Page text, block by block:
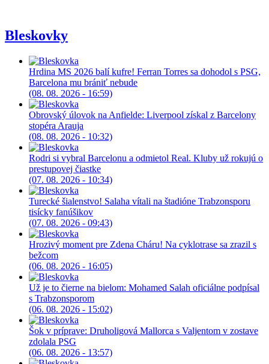
Bleskovky
Hrdina MS 2026 balí kufre! Ferran Torres sa dohodol s PSG,
Barcelona mu brániť nebude
(08. 08. 2026 - 16:59)
Obrovský úlovok na Anfielde: Liverpool získal z Barcelony
stopéra Arauja
(08. 08. 2026 - 10:32)
Rodri si vybral Barcelonu a odmietol Real. Kluby už rokujú o
prestupovej čiastke
(07. 08. 2026 - 10:34)
Turecké šialenstvo! Salaha vítali na štadióne Trabzonsporu
tisícky fanúšikov
(07. 08. 2026 - 09:43)
Hrozivý moment pre Zdena Cháru! Na cyklotrase sa zrazil s
bežcom
(06. 08. 2026 - 16:05)
Už je to čierne na bielom: Mohamed Salah oficiálne podpísal
s Trabzonsporom
(06. 08. 2026 - 15:02)
Šok v príprave: Druholigová Mallorca s Valjentom v zostave
zdolala PSG
(06. 08. 2026 - 13:57)